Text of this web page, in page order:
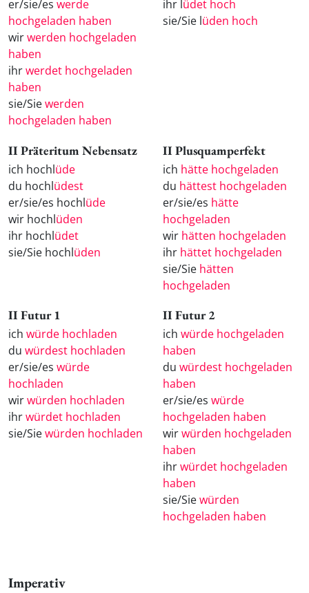
er/sie/es werde
hochgeladen haben
wirwerden hochgeladen
haben
ihrwerdet hochgeladen
haben
sie/Siewerden
hochgeladen haben
ihr l üdet hoch
sie/Sie lüden hoch
II Präteritum Nebensatz
ich hochlüde
du hochlüdest
er/sie/es hochlüde
wir hochlüden
ihr hochlüdet
sie/Sie hochlüden
II Plusquamperfekt
ich hätte hochgeladen
du hättest hochgeladen
er/sie/es hätte
hochgeladen
wir hätten hochgeladen
ihr hättet hochgeladen
sie/Sie hätten
hochgeladen
II Futur 1
ich würde hochladen
du würdest hochladen
er/sie/es würde
hochladen
wirwürden hochladen
ihrwürdet hochladen
sie/Siewürden hochladen
II Futur 2
ich würde hochgeladen
haben
du würdest hochgeladen
haben
er/sie/es würde
hochgeladen haben
wirwürden hochgeladen
haben
ihrwürdet hochgeladen
haben
sie/Siewürden
hochgeladen haben
Imperativ